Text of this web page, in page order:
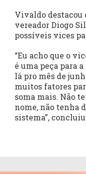
Vivaldo destacou
vereador Diogo
possíveis vices
“Eu acho que o
é uma peça para
lá pro mês de
muitos fatores
soma mais. Não
nome, não tenha
sistema”,